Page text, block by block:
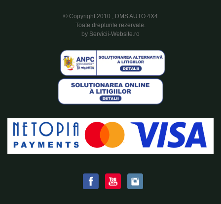
© Copyright 2010 , DMS AUTO 4X4
Toate drepturile rezervate.
by Servicii-Website.ro